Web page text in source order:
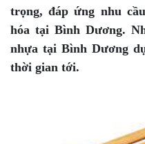
trọng, đáp ứng nhu
hóa tại Bình Dương.
nhựa tại Bình Dương
thời gian tới.